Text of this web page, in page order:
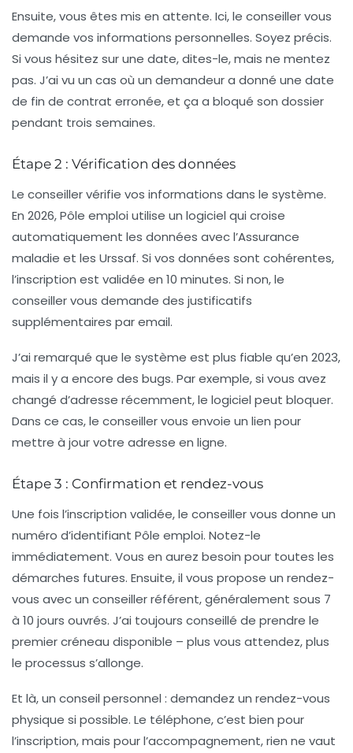
Ensuite, vous êtes mis en attente. Ici, le conseiller vous
demande vos informations personnelles. Soyez précis.
Si vous hésitez sur une date, dites-le, mais ne mentez
pas. J’ai vu un cas où un demandeur a donné une date
de fin de contrat erronée, et ça a bloqué son dossier
pendant trois semaines.
Étape 2 : Vérification des données
Le conseiller vérifie vos informations dans le système.
En 2026, Pôle emploi utilise un logiciel qui croise
automatiquement les données avec l’Assurance
maladie et les Urssaf. Si vos données sont cohérentes,
l’inscription est validée en 10 minutes. Si non, le
conseiller vous demande des justificatifs
supplémentaires par email.
J’ai remarqué que le système est plus fiable qu’en 2023,
mais il y a encore des bugs. Par exemple, si vous avez
changé d’adresse récemment, le logiciel peut bloquer.
Dans ce cas, le conseiller vous envoie un lien pour
mettre à jour votre adresse en ligne.
Étape 3 : Confirmation et rendez-vous
Une fois l’inscription validée, le conseiller vous donne un
numéro d’identifiant Pôle emploi. Notez-le
immédiatement. Vous en aurez besoin pour toutes les
démarches futures. Ensuite, il vous propose un rendez-
vous avec un conseiller référent, généralement sous 7
à 10 jours ouvrés. J’ai toujours conseillé de prendre le
premier créneau disponible – plus vous attendez, plus
le processus s’allonge.
Et là, un conseil personnel : demandez un rendez-vous
physique si possible. Le téléphone, c’est bien pour
l’inscription, mais pour l’accompagnement, rien ne vaut